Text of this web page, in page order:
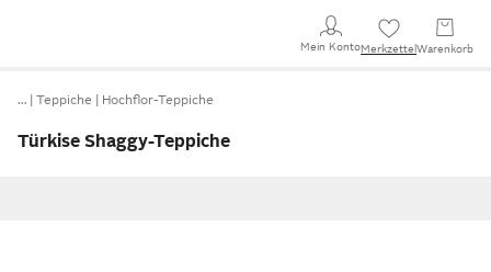
Mein KontoMerkzettel Warenkorb
… Teppiche Hochflor-Teppiche
Türkise Shaggy-Teppiche